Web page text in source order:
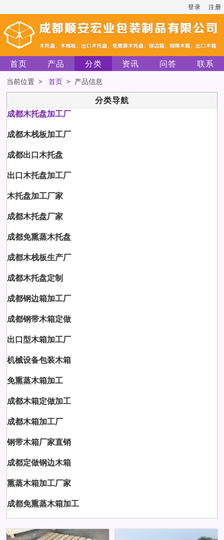
登录 注册
首页 产品 分类 资讯 问答 联系
当前位置 >首页 > 产品信息
分类导航
成都木托盘加工厂
成都木栈板加工厂
成都出口木托盘
出口木托盘加工厂
木托盘加工厂家
成都木托盘厂家
成都免熏蒸木托盘
成都木栈板生产厂
成都木托盘定制
成都钢边箱加工厂
成都钢带木箱定做
出口型木箱加工厂
机械设备包装木箱
免熏蒸木箱加工
成都木箱定做加工
成都木箱加工厂
钢带木箱厂家直销
成都定做钢边木箱
熏蒸木箱加工厂家
成都免熏蒸木箱加工